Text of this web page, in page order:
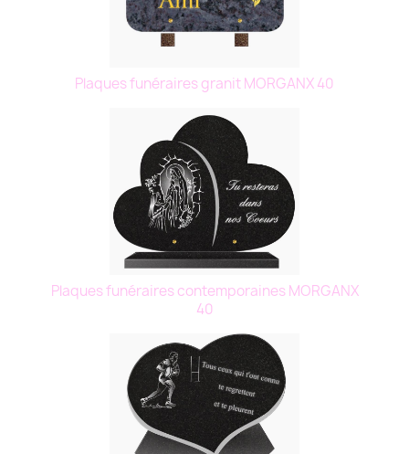
Plaques funéraires granit MORGANX 40
Plaques funéraires contemporaines MORGANX
40